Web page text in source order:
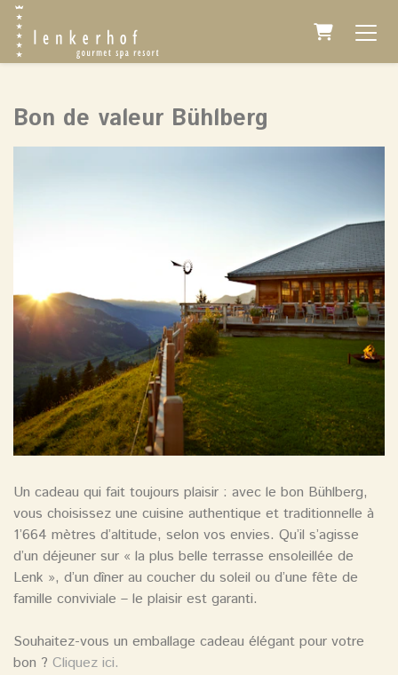
Panier
Bon de valeur Bühlberg
Un cadeau qui fait toujours plaisir : avec le bon Bühlberg,
vous choisissez une cuisine authentique et traditionnelle à
1’664 mètres d’altitude, selon vos envies. Qu’il s’agisse
d’un déjeuner sur « la plus belle terrasse ensoleillée de
Lenk », d’un dîner au coucher du soleil ou d’une fête de
famille conviviale – le plaisir est garanti.
Souhaitez-vous un emballage cadeau élégant pour votre
bon ? Cliquez ici.